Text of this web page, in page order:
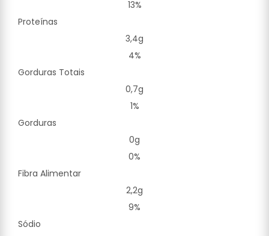
13%
Proteínas
3,4g
4%
Gorduras Totais
0,7g
1%
Gorduras
0g
0%
Fibra Alimentar
2,2g
9%
Sódio